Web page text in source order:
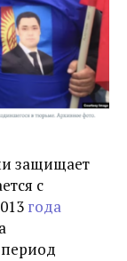
защищает
с
года